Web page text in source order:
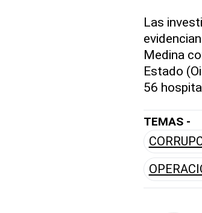
Las
Medina
Estado
56
TEMAS -